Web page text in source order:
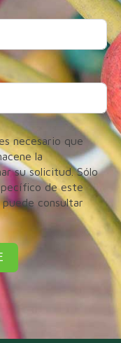
necesario que
la
su solicitud. Sólo
de este
consultar